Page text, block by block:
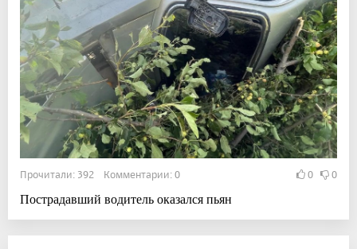
Прочитали: 392 Комментарии: 0 0 0
Пострадавший водитель оказался пьян